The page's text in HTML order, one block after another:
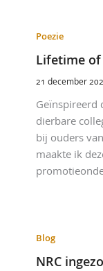
Poezie
Lifetime of
21 december
Geïnspireerd
dierbare
bij ouders
maakte ik
Blog
NRC